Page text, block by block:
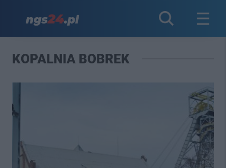
KOPALNIA BOBREK